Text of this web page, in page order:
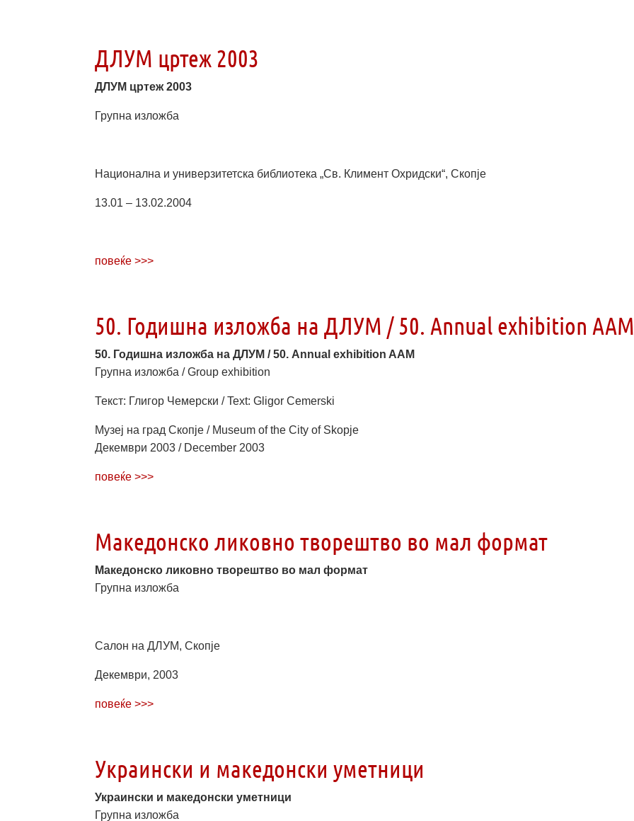
ДЛУМ цртеж 2003
ДЛУМ цртеж 2003
Групна изложба
Национална и универзитетска библиотека „Св. Климент Охридски“, Скопје
13.01 – 13.02.2004
повеќе >>>
50. Годишна изложба на ДЛУМ / 50. Annual exhibition AAM
50. Годишна изложба на ДЛУМ / 50. Annual exhibition AAM
Групна изложба / Group exhibition
Текст: Глигор Чемерски / Text: Gligor Cemerski
Музеј на град Скопје / Museum of the City of Skopje
Декември 2003 / December 2003
повеќе >>>
Македонско ликовно творештво во мал формат
Македонско ликовно творештво во мал формат
Групна изложба
Салон на ДЛУМ, Скопје
Декември, 2003
повеќе >>>
Украински и македонски уметници
Украински и македонски уметници
Групна изложба